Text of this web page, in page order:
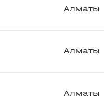
Алматы
Алматы
Алматы